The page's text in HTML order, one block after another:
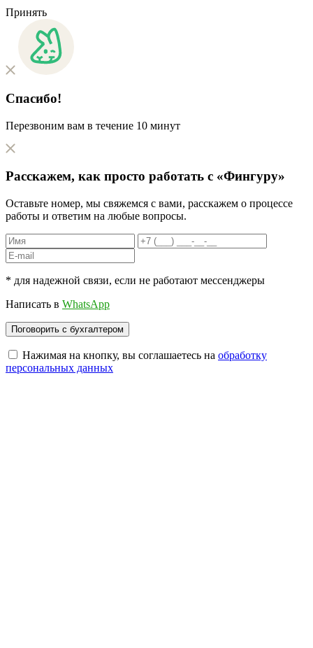
Принять
Спасибо!
Перезвоним вам в течение 10 минут
Расскажем, как просто работать с «Фингуру»
Оставьте номер, мы свяжемся с вами, расскажем о процессе
работы и ответим на любые вопросы.
* для надежной связи, если не работают мессенджеры
Написать в WhatsApp
Нажимая на кнопку, вы соглашаетесь на обработку
персональных данных